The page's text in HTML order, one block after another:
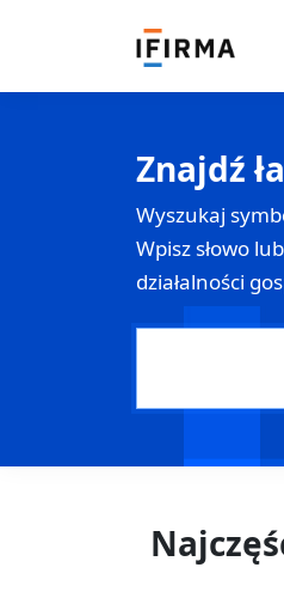
Znajdź
Wyszukaj
Wpisz słowo
działalności